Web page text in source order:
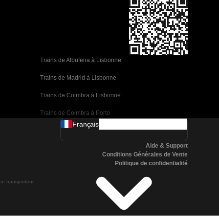
Trains de Albufeira à Lisbonne
Trains de Madrid à Lisbonne
Trains de Coimbra à Lisbonne
Trains de Coimbra à Porto
Trains de Valence à Barcelone
Trains de Malaga à Barcelone
Trains de Malaga à Madrid
Trains de Cordoue à Madrid
transporteur
Français
Aide & Support
Conditions Générales de Vente
Politique de confidentialité